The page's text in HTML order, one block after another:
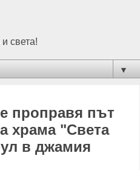
света!
▼
проправя път
храма "Света
в джамия